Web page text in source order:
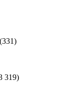
(331)
319)